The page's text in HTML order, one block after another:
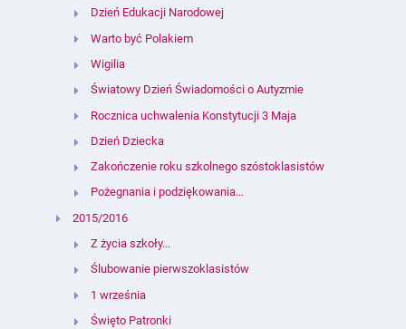
Dzień Edukacji Narodowej
Warto być Polakiem
Wigilia
Światowy Dzień Świadomości o Autyzmie
Rocznica uchwalenia Konstytucji 3 Maja
Dzień Dziecka
Zakończenie roku szkolnego szóstoklasistów
Pożegnania i podziękowania…
2015/2016
Z życia szkoły...
Ślubowanie pierwszoklasistów
1 września
Święto Patronki